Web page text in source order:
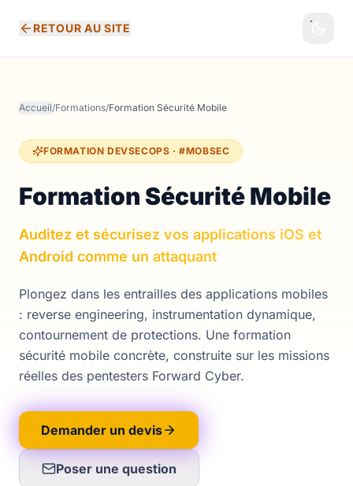
RETOUR AU SITE
Accueil/Formations/Formation Sécurité Mobile
FORMATION DEVSECOPS · #MOBSEC
Formation Sécurité Mobile
Auditez et sécurisez vos applications iOS et
Android comme un attaquant
Plongez dans les entrailles des applications mobiles
: reverse engineering, instrumentation dynamique,
contournement de protections. Une formation
sécurité mobile concrète, construite sur les missions
réelles des pentesters Forward Cyber.
Demander un devis
Poser une question